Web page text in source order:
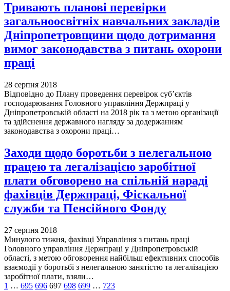
Тривають планові перевірки
загальноосвітніх навчальних закладів
Дніпропетровщини щодо дотримання
вимог законодавства з питань охорони
праці
28 серпня 2018
Відповідно до Плану проведення перевірок суб’єктів
господарювання Головного управління Держпраці у
Дніпропетровській області на 2018 рік та з метою організації
та здійснення державного нагляду за додержанням
законодавства з охорони праці…
Заходи щодо боротьби з нелегальною
працею та легалізацією заробітної
плати обговорено на спільній нараді
фахівців Держпраці, Фіскальної
служби та Пенсійного Фонду
27 серпня 2018
Минулого тижня, фахівці Управління з питань праці
Головного управління Держпраці у Дніпропетровській
області, з метою обговорення найбільш ефективних способів
взаємодії у боротьбі з нелегальною занятістю та легалізацією
заробітної плати, взяли…
1 … 695 696 697 698 699 … 723